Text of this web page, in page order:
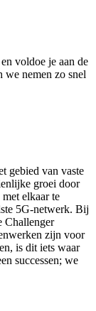
voldoe je aan de
nemen zo snel
gebied van vaste
groei door
elkaar te
5G-netwerk. Bij
Challenger
zijn voor
is dit iets waar
successen; we